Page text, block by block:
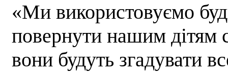
«Ми використовуємо
повернути нашим дітям
вони будуть згадувати